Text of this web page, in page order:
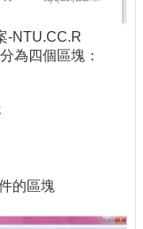
-NTU.CC.R
為四個區塊：
的區塊